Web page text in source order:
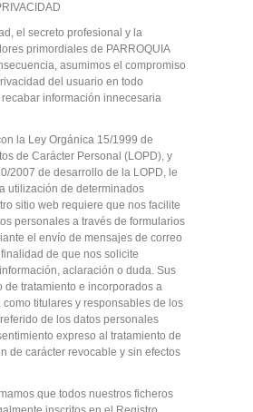
el secreto profesional y la
primordiales de PARROQUIA
asumimos el compromiso
del usuario en todo
información innecesaria
la Ley Orgánica 15/1999 de
de Carácter Personal (LOPD), y
2007 de desarrollo de la LOPD, le
utilización de determinados
sitio web requiere que nos facilite
personales a través de formularios
el envío de mensajes de correo
de que nos solicite
aclaración o duda. Sus
de tratamiento e incorporados a
como titulares y responsables de los
de los datos personales
expreso al tratamiento de
de carácter revocable y sin efectos
que todos nuestros ficheros